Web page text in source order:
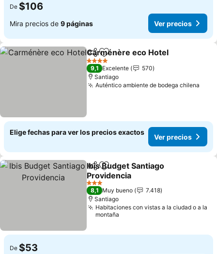
De $106
Mira precios de 9 páginas Ver precios
CompartirAgregar a favoritos
Carménère eco Hotel
4 Estrellas
9,1 Excelente
570
Santiago
Auténtico ambiente de bodega chilena
Elige fechas para ver los precios exactos
Ver precios
CompartirAgregar a favoritos
Ibis Budget Santiago
Providencia
3 Estrellas
8,1 Muy bueno
7.418
Santiago
Habitaciones con vistas a la ciudad o a la
montaña
De $53